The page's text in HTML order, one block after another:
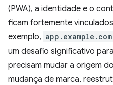
(PWA), a identidade e o
ficam fortemente
exemplo, app.example.com
um desafio significativo
precisam mudar a origem
mudança de marca,